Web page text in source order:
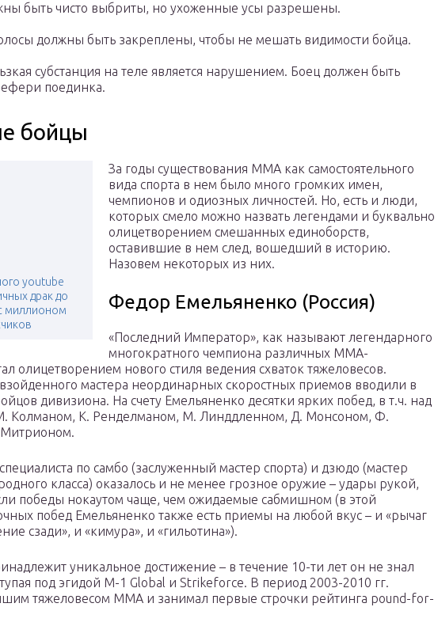
быть чисто выбриты, но ухоженные усы разрешены.
должны быть закреплены, чтобы не мешать видимости бойца.
субстанция на теле является нарушением. Боец должен быть
поединка.
бойцы
youtube
драк до
миллионом
За годы существования ММА как самостоятельного
вида спорта в нем было много громких имен,
чемпионов и одиозных личностей. Но, есть и люди,
которых смело можно назвать легендами и буквально
олицетворением смешанных единоборств,
оставившие в нем след, вошедший в историю.
Назовем некоторых из них.
Федор Емельяненко (Россия)
«Последний Император», как называют легендарного
многократного чемпиона различных ММА-
олицетворением нового стиля ведения схваток тяжеловесов.
мастера неординарных скоростных приемов вводили в
дивизиона. На счету Емельяненко десятки ярких побед, в т.ч. над
Колманом, К. Ренделманом, М. Линддленном, Д. Монсоном, Ф.
по самбо (заслуженный мастер спорта) и дзюдо (мастер
класса) оказалось и не менее грозное оружие – удары рукой,
победы нокаутом чаще, чем ожидаемые сабмишном (в этой
побед Емельяненко также есть приемы на любой вкус – и «рычаг
сзади», и «кимура», и «гильотина»).
уникальное достижение – в течение 10-ти лет он не знал
под эгидой M-1 Global и Strikeforce. В период 2003-2010 гг.
тяжеловесом ММА и занимал первые строчки рейтинга pound-for-